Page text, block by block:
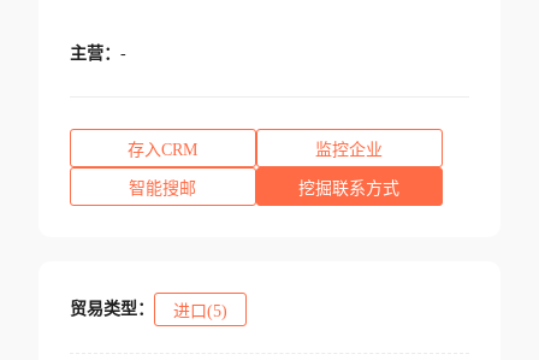
主营： -
存入CRM 监控企业
智能搜邮 挖掘联系方式
贸易类型： 进口(5)